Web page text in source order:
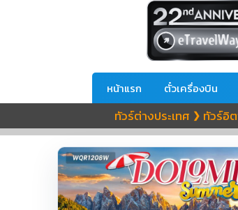
หน้าแรก ตั๋วเครื่องบิน
ทัวร์ต่างประเทศ ❯ ทัวร์อิ